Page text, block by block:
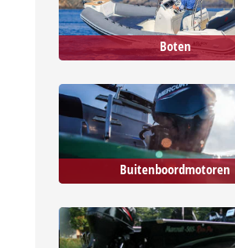
Boten
Buitenboordmotoren